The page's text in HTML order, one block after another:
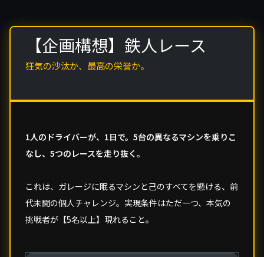
【企画構想】鉄人レース
狂気の沙汰か、最高の栄誉か。
1人のドライバーが、1日で。5台の異なるマシンを乗りこ
なし、5つのレースを走り抜く。
これは、ガレージに眠るマシンと己のすべてを懸ける、前
代未聞の個人チャレンジ。実現条件はただ一つ、本気の
挑戦者が【5名以上】現れること。